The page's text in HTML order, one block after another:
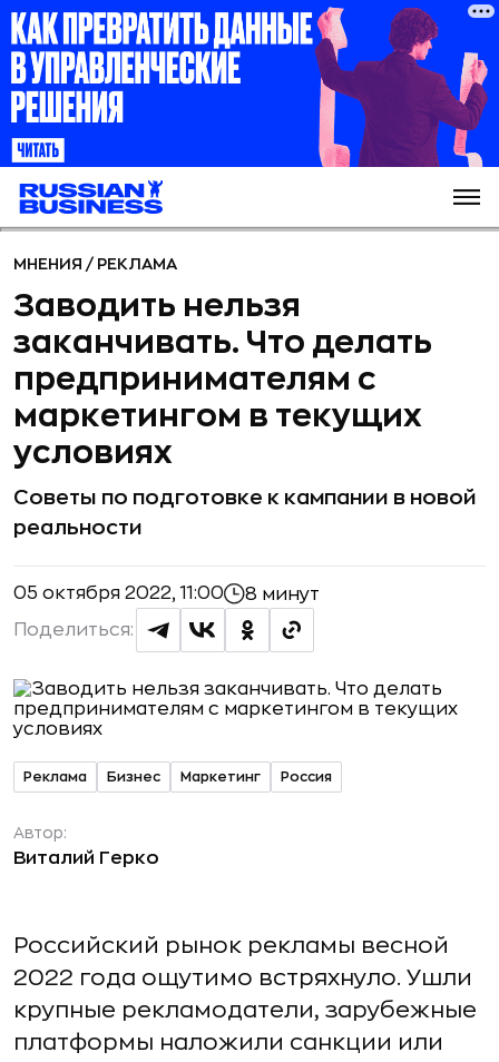
МНЕНИЯ / РЕКЛАМА
Заводить нельзя
заканчивать. Что делать
предпринимателям с
маркетингом в текущих
условиях
Советы по подготовке к кампании в новой
реальности
05 октября 2022, 11:00 8 минут
Поделиться:
Реклама Бизнес Маркетинг Россия
Автор:
Виталий Герко
Российский рынок рекламы весной
2022 года ощутимо встряхнуло. Ушли
крупные рекламодатели, зарубежные
платформы наложили санкции или